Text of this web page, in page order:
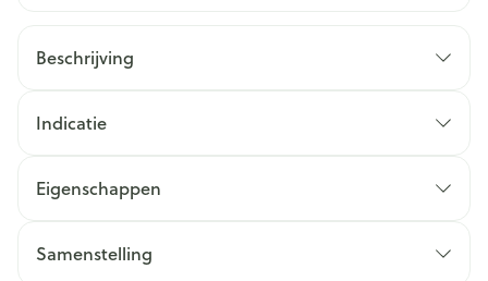
Beschrijving
Indicatie
Eigenschappen
Samenstelling